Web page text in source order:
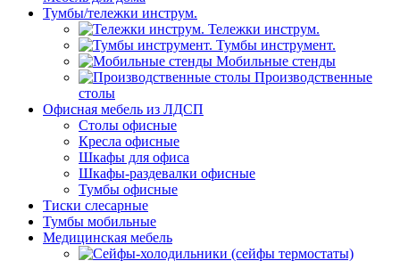
Тумбы/тележки инструм.
Тележки инструм.
Тумбы инструмент.
Мобильные стенды
Производственные
столы
Офисная мебель из ЛДСП
Столы офисные
Кресла офисные
Шкафы для офиса
Шкафы-раздевалки офисные
Тумбы офисные
Тиски слесарные
Тумбы мобильные
Медицинская мебель